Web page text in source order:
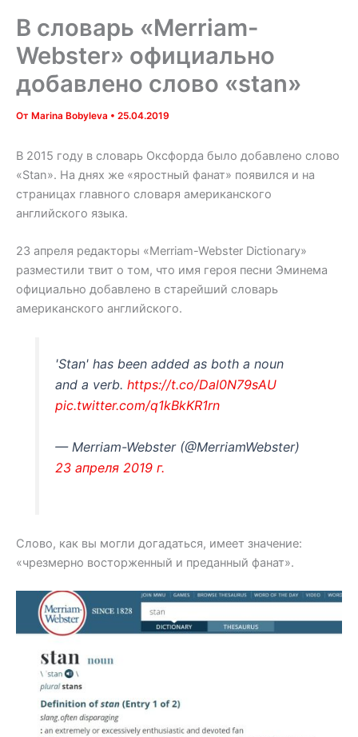
В словарь «Merriam-
Webster» официально
добавлено слово «stan»
От Marina Bobyleva • 25.04.2019
В 2015 году в словарь Оксфорда было добавлено слово
«Stan». На днях же «яростный фанат» появился и на
страницах главного словаря американского
английского языка.
23 апреля редакторы «Merriam-Webster Dictionary»
разместили твит о том, что имя героя песни Эминема
официально добавлено в старейший словарь
американского английского.
'Stan' has been added as both a noun
and a verb.https://t.co/Dal0N79sAU
pic.twitter.com/q1kBkKR1rn
— Merriam-Webster (@MerriamWebster)
23 апреля 2019 г.
Слово, как вы могли догадаться, имеет значение:
«чрезмерно восторженный и преданный фанат».